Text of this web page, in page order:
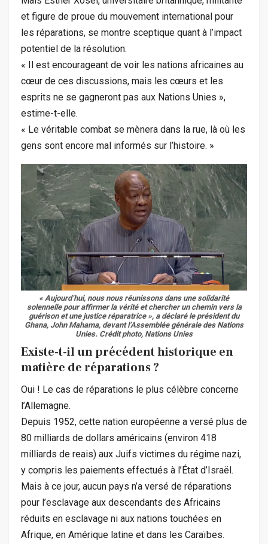
et figure de proue du mouvement international pour
les réparations, se montre sceptique quant à l’impact
potentiel de la résolution.
« Il est encourageant de voir les nations africaines au
cœur de ces discussions, mais les cœurs et les
esprits ne se gagneront pas aux Nations Unies »,
estime-t-elle.
« Le véritable combat se mènera dans la rue, là où les
gens sont encore mal informés sur l’histoire. »
« Aujourd’hui, nous nous réunissons dans une solidarité
solennelle pour affirmer la vérité et chercher un chemin vers la
guérison et une justice réparatrice », a déclaré le président du
Ghana, John Mahama, devant l’Assemblée générale des Nations
Unies. Crédit photo, Nations Unies
Existe-t-il un précédent historique en
matière de réparations ?
Oui ! Le cas de réparations le plus célèbre concerne
l’Allemagne.
Depuis 1952, cette nation européenne a versé plus de
80 milliards de dollars américains (environ 418
milliards de reais) aux Juifs victimes du régime nazi,
y compris les paiements effectués à l’État d’Israël.
Mais à ce jour, aucun pays n’a versé de réparations
pour l’esclavage aux descendants des Africains
réduits en esclavage ni aux nations touchées en
Afrique, en Amérique latine et dans les Caraïbes.